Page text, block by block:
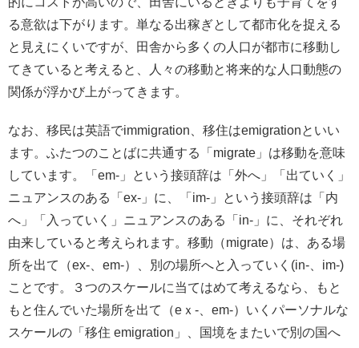
る意欲は下がります。単なる出稼ぎとして都市化を捉える
と見えにくいですが、田舎から多くの人口が都市に移動し
てきていると考えると、人々の移動と将来的な人口動態の
関係が浮かび上がってきます。
なお、移民は英語でimmigration、移住はemigrationといい
ます。ふたつのことばに共通する「migrate」は移動を意味
しています。「em-」という接頭辞は「外へ」「出ていく」
ニュアンスのある「ex-」に、「im-」という接頭辞は「内
へ」「入っていく」ニュアンスのある「in-」に、それぞれ
由来していると考えられます。移動（migrate）は、ある場
所を出て（ex-、em-）、別の場所へと入っていく(in-、im-)
ことです。３つのスケールに当てはめて考えるなら、もと
もと住んでいた場所を出て（eｘ-、em-）いくパーソナルな
スケールの「移住 emigration」、国境をまたいで別の国へ